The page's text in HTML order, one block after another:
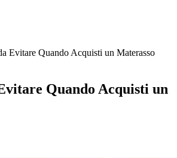
Evitare Quando Acquisti un Materasso
Quando Acquisti un